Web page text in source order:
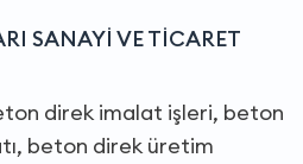
SANAYİ VE TİCARET
direk imalat işleri, beton
beton direk üretim